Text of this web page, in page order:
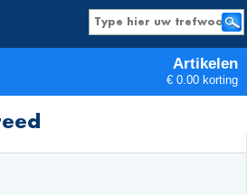
Artikelen
€ 0.00 korting
Producten